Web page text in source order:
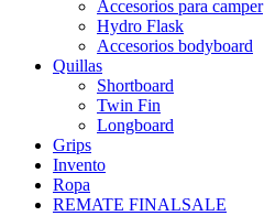
Accesorios para camper
Hydro Flask
Accesorios bodyboard
Quillas
Shortboard
Twin Fin
Longboard
Grips
Invento
Ropa
REMATE FINALSALE